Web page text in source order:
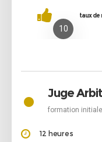
10
taux de
• Juge
formation initiale
12 heures